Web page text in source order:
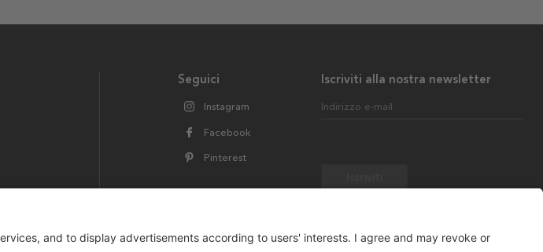
Iscriviti alla nostra newsletter
Indirizzo e-mail
Seguici
Instagram
Facebook
Pinterest